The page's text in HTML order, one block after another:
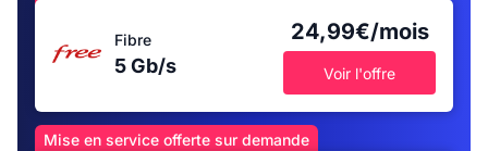
Fibre
5 Gb/s
24,99€/mois
Voir l'offre
Mise en service offerte sur demande